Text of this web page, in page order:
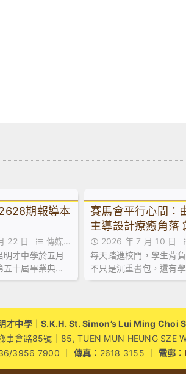
期報導本
22 日
才中學於五月
五十屆畢業典
席教育主任(課程
致訓辭及授憑。
賽馬會平行心間：
主導設計療癒角落
園心靈綠洲
2026 年 7 月 10 日
問
每天踏進校門，學生背
不只是沉重書包，還有學
際、家庭關係帶來的無
才中學｜S.K.H. St. Simon’s Lui Ming Choi
事會路85號｜85, TUEN MUN HEUNG SZE
3956 7900 ｜ 傳真： 2618 3155 ｜ 電郵：